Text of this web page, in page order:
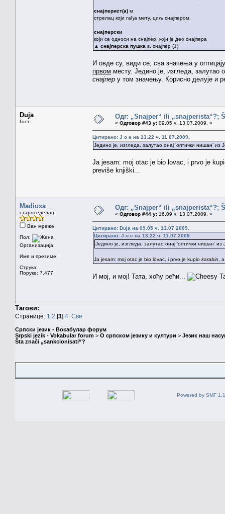
снајперист(а) м
стрелац који гађа мету, циљ снајпером.
снајперски
који се односи на снајпер, који је део снајпера
▲ снајперска пушка в. снајпер (1)
И овде су, види се, сва значења у
првом месту. Једино је, изгледа, залутао
снајпер у том значењу. Корисно делује и
Duja
Гост
Одг: „Snajper“ ili „snajperista“?;
« Одговор #43 у: 09.05 ч. 13.07.2009. »
Цитирано: J o e на 13.22 ч. 11.07.2009.
Једино је, изгледа, залутао онај ’оптички нишан’
Ja jesam: moj otac je bio lovac, i prvo je
previše knjiški...
Madiuxa
староседелац
Ван мреже
Пол:
Организација:
Име и презиме:
Струка:
Поруке: 7.477
Одг: „Snajper“ ili „snajperista“?;
« Одговор #44 у: 16.09 ч. 13.07.2009. »
Цитирано: Duja на 09.05 ч. 13.07.2009.
Цитирано: J o e на 13.22 ч. 11.07.2009.
Једино је, изгледа, залутао онај ’оптички нишан’
Ja jesam: moj otac je bio lovac, i prvo je kupio karabin ,
И мој, и мој! Тата, хоћу рећи...
Тагови:
Странице: 1 2 [3] 4 Све
Српски језик - Вокабулар форум
Srpski jezik - Vokabular forum > О српском језику и култури > Језик наш
Šta znači „sankcionisati“?
Powered by SMF